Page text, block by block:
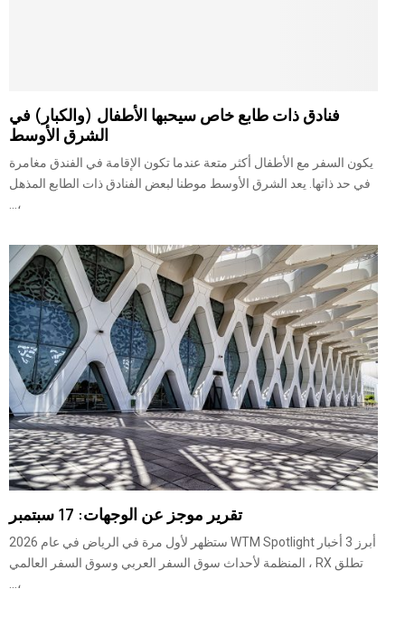
فنادق ذات طابع خاص سيحبها الأطفال (والكبار) في
الشرق الأوسط
يكون السفر مع الأطفال أكثر متعة عندما تكون الإقامة في الفندق مغامرة
في حد ذاتها. يعد الشرق الأوسط موطنا لبعض الفنادق ذات الطابع المذهل
،...
تقرير موجز عن الوجهات: 17 سبتمبر
أبرز 3 أخبار WTM Spotlight ستظهر لأول مرة في الرياض في عام 2026
تطلق RX ، المنظمة لأحداث سوق السفر العربي وسوق السفر العالمي
،...